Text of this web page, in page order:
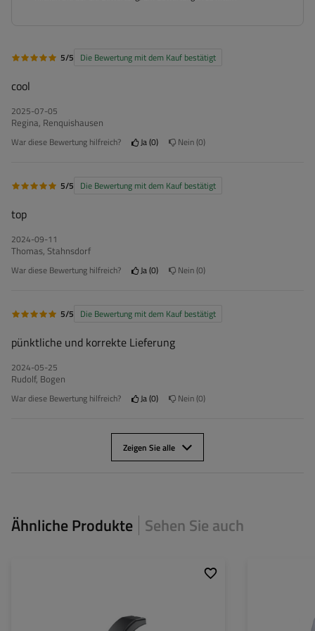
5/5 Die Bewertung mit dem Kauf bestätigt
cool
2025-07-05
Regina, Renquishausen
War diese Bewertung hilfreich? Ja 0 Nein 0
5/5 Die Bewertung mit dem Kauf bestätigt
top
2024-09-11
Thomas, Stahnsdorf
War diese Bewertung hilfreich? Ja 0 Nein 0
5/5 Die Bewertung mit dem Kauf bestätigt
pünktliche und korrekte Lieferung
2024-05-25
Rudolf, Bogen
War diese Bewertung hilfreich? Ja 0 Nein 0
Zeigen Sie alle
Ähnliche Produkte Sehen Sie auch
220 mm